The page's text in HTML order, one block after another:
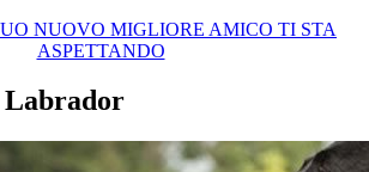
NUOVO MIGLIORE AMICO TI STA
ASPETTANDO
Labrador